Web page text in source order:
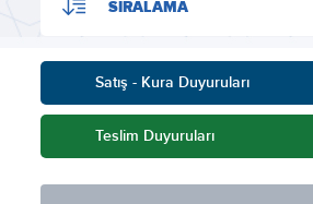
SIRALAMA
Satış - Kura Duyuruları
Teslim Duyuruları